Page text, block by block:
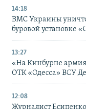
14:18
ВМС Украины
буровой установке
13:27
«На Кинбурне
ОТК «Одесса» ВСУ
12:08
Журналист Есипенко